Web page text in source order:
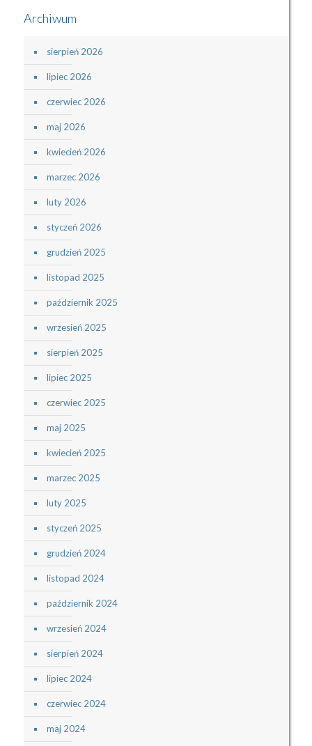
Archiwum
sierpień 2026
lipiec 2026
czerwiec 2026
maj 2026
kwiecień 2026
marzec 2026
luty 2026
styczeń 2026
grudzień 2025
listopad 2025
październik 2025
wrzesień 2025
sierpień 2025
lipiec 2025
czerwiec 2025
maj 2025
kwiecień 2025
marzec 2025
luty 2025
styczeń 2025
grudzień 2024
listopad 2024
październik 2024
wrzesień 2024
sierpień 2024
lipiec 2024
czerwiec 2024
maj 2024